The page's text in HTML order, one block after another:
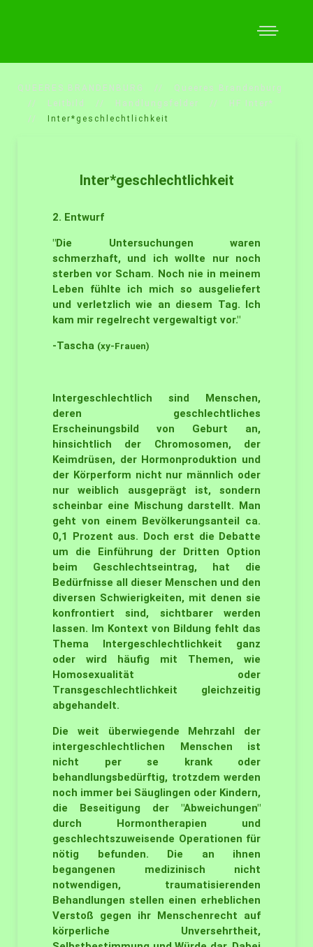
QUEERES BRANDENBURG
Queeres Brandenburg
Leitbild
Handlungsfelder
HF Inter*
Inter*geschlechtlichkeit
Inter*geschlechtlichkeit
2. Entwurf
"Die Untersuchungen waren
schmerzhaft, und ich wollte nur noch
sterben vor Scham. Noch nie in meinem
Leben fühlte ich mich so ausgeliefert
und verletzlich wie an diesem Tag. Ich
kam mir regelrecht vergewaltigt vor."
-Tascha (xy-Frauen)
Intergeschlechtlich sind Menschen,
deren geschlechtliches
Erscheinungsbild von Geburt an,
hinsichtlich der Chromosomen, der
Keimdrüsen, der Hormonproduktion und
der Körperform nicht nur männlich oder
nur weiblich ausgeprägt ist, sondern
scheinbar eine Mischung darstellt. Man
geht von einem Bevölkerungsanteil ca.
0,1 Prozent aus. Doch erst die Debatte
um die Einführung der Dritten Option
beim Geschlechtseintrag, hat die
Bedürfnisse all dieser Menschen und den
diversen Schwierigkeiten, mit denen sie
konfrontiert sind, sichtbarer werden
lassen. Im Kontext von Bildung fehlt das
Thema Intergeschlechtlichkeit ganz
oder wird häufig mit Themen, wie
Homosexualität oder
Transgeschlechtlichkeit gleichzeitig
abgehandelt.
Die weit überwiegende Mehrzahl der
intergeschlechtlichen Menschen ist
nicht per se krank oder
behandlungsbedürftig, trotzdem werden
noch immer bei Säuglingen oder Kindern,
die Beseitigung der "Abweichungen"
durch Hormontherapien und
geschlechtszuweisende Operationen für
nötig befunden. Die an ihnen
begangenen medizinisch nicht
notwendigen, traumatisierenden
Behandlungen stellen einen erheblichen
Verstoß gegen ihr Menschenrecht auf
körperliche Unversehrtheit,